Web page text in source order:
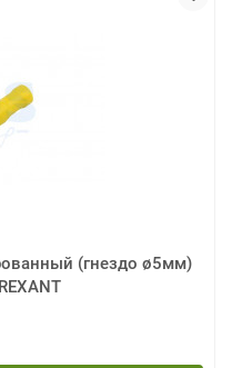
(гнездо ø5мм)